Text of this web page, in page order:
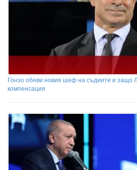
Гонзо обяви новия шеф на съдиите и защо
компенсация